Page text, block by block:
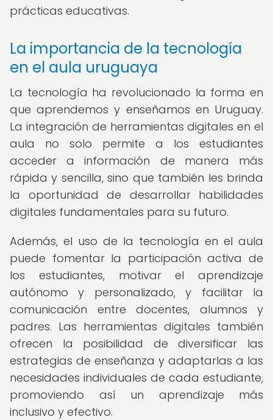
prácticas educativas.
La importancia de la tecnología
en el aula uruguaya
La tecnología ha revolucionado la forma en
que aprendemos y enseñamos en Uruguay.
La integración de herramientas digitales en el
aula no solo permite a los estudiantes
acceder a información de manera más
rápida y sencilla, sino que también les brinda
la oportunidad de desarrollar habilidades
digitales fundamentales para su futuro.
Además, el uso de la tecnología en el aula
puede fomentar la participación activa de
los estudiantes, motivar el aprendizaje
autónomo y personalizado, y facilitar la
comunicación entre docentes, alumnos y
padres. Las herramientas digitales también
ofrecen la posibilidad de diversificar las
estrategias de enseñanza y adaptarlas a las
necesidades individuales de cada estudiante,
promoviendo así un aprendizaje más
inclusivo y efectivo.